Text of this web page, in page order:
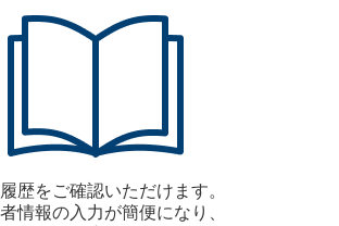
歴をご確認いただけます。
情報の入力が簡便になり、